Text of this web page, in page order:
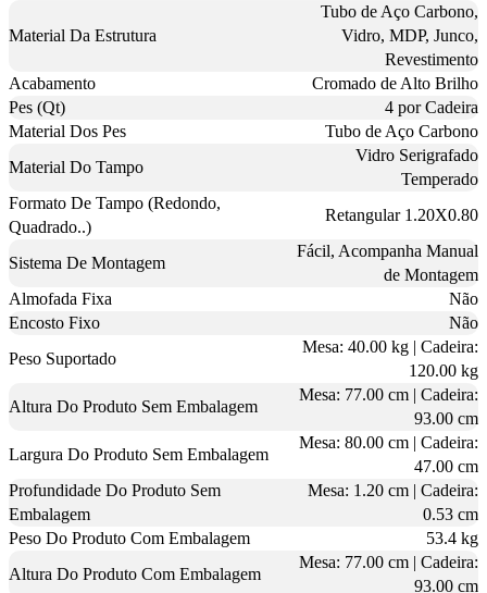
Material Da Estrutura
Tubo de Aço Carbono,
Vidro, MDP, Junco,
Revestimento
Acabamento
Cromado de Alto Brilho
Pes (Qt)
4 por Cadeira
Material Dos Pes
Tubo de Aço Carbono
Material Do Tampo
Vidro Serigrafado
Temperado
Formato De Tampo (Redondo,
Quadrado..)
Retangular 1.20X0.80
Sistema De Montagem
Fácil, Acompanha Manual
de Montagem
Almofada Fixa
Não
Encosto Fixo
Não
Peso Suportado
Mesa: 40.00 kg | Cadeira:
120.00 kg
Altura Do Produto Sem Embalagem
Mesa: 77.00 cm | Cadeira:
93.00 cm
Largura Do Produto Sem Embalagem
Mesa: 80.00 cm | Cadeira:
47.00 cm
Profundidade Do Produto Sem
Embalagem
Mesa: 1.20 cm | Cadeira:
0.53 cm
Peso Do Produto Com Embalagem
53.4 kg
Altura Do Produto Com Embalagem
Mesa: 77.00 cm | Cadeira:
93.00 cm